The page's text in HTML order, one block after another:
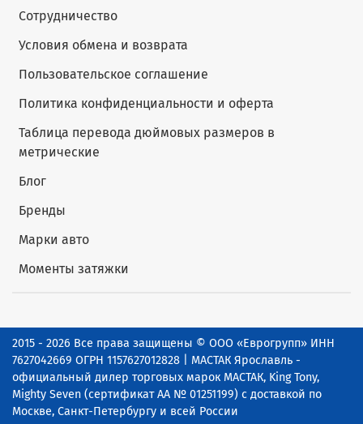
Сотрудничество
Условия обмена и возврата
Пользовательское соглашение
Политика конфиденциальности и оферта
Таблица перевода дюймовых размеров в
метрические
Блог
Бренды
Марки авто
Моменты затяжки
2015 - 2026 Все права защищены © ООО «Еврогрупп» ИНН
7627042669 ОГРН 1157627012828 | МАСТАК Ярославль -
официальный дилер торговых марок МАСТАК, King Tony,
Mighty Seven (сертификат АА № 01251199) с доставкой по
Москве, Санкт-Петербургу и всей России